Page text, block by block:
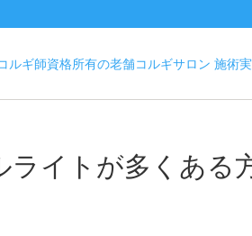
イトが多くある